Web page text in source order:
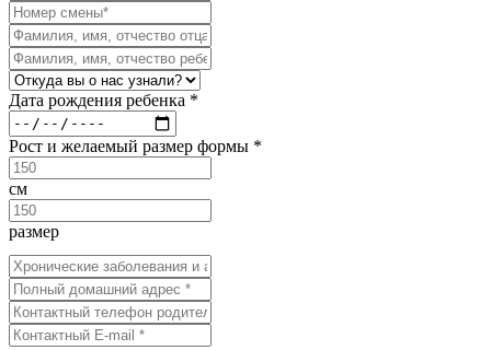
Дата рождения ребенка *
Рост и желаемый размер формы *
см
размер